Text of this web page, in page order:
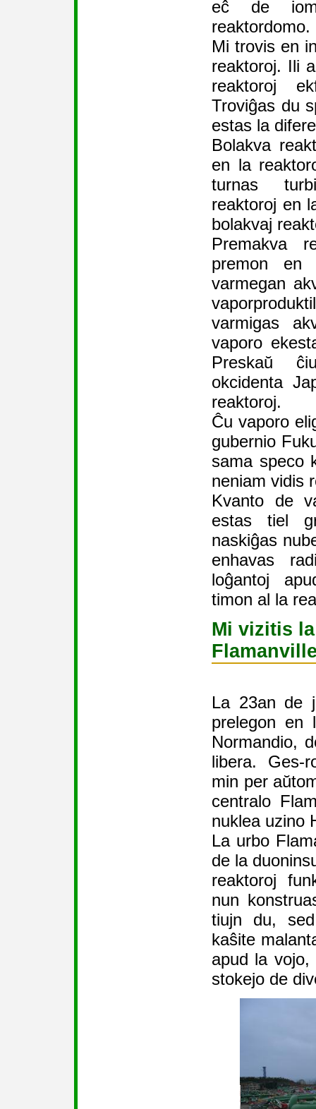
eĉ de
reaktordomo.
Mi trovis en
reaktoroj. Ili
reaktoroj
Troviĝas du
estas la
Bolakva
en la
turnas
reaktoroj en
bolakvaj
Premakva
premon
varmegan
varmigas
vaporo
Preskaŭ
okcidenta
reaktoroj.
Ĉu vaporo
gubernio
sama speco
neniam vidis
Kvanto de
estas tiel
naskiĝas
enhavas
loĝantoj
timon al la
Mi vizitis
La 23an de
prelegon en
Normandio,
libera. Ges-
min per
centralo
nuklea uzino
La urbo
de la
reaktoroj
nun
tiujn du,
kaŝite
apud la
stokejo de